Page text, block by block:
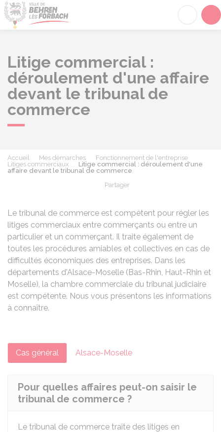
Litige commercial :
déroulement d'une affaire
devant le tribunal de
commerce
Accueil Mes démarches
Fonctionnement de l'entreprise
Litiges commerciaux
Litige commercial : déroulement d'une
affaire devant le tribunal de commerce
Partager
Le tribunal de commerce est compétent pour régler les
litiges commerciaux entre commerçants ou entre un
particulier et un commerçant. Il traite également de
toutes les procédures amiables et collectives en cas de
difficultés économiques des entreprises. Dans les
départements d'Alsace-Moselle (Bas-Rhin, Haut-Rhin et
Moselle), la chambre commerciale du tribunal judiciaire
est compétente. Nous vous présentons les informations
à connaître.
Cas général Alsace-Moselle
Pour quelles affaires peut-on saisir le
tribunal de commerce ?
Le tribunal de commerce traite des litiges en